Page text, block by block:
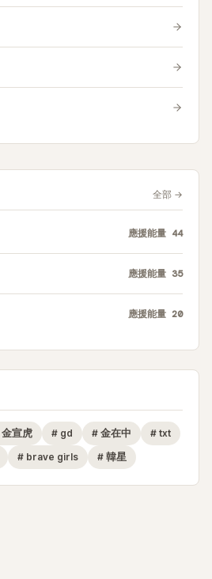
全部 →
應援能量 44
應援能量 35
應援能量 20
金宣虎 # gd # 金在中 # txt
# brave girls # 韓星